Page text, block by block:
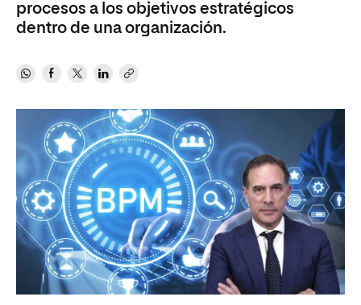
procesos a los objetivos estratégicos
dentro de una organización.